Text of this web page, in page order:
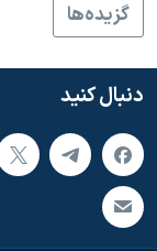
گزيده‌ها
دنبال کنید